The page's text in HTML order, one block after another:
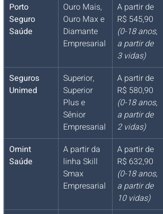
Porto
Seguro
Saúde
Ouro Mais,
Ouro Max e
Diamante
Empresarial
A partir de
R$ 545,90
(0-18 anos,
a partir de
3 vidas)
Seguros
Unimed
Superior,
Superior
Plus e
Sênior
Empresarial
A partir de
R$ 580,90
(0-18 anos,
a partir de
2 vidas)
Omint
Saúde
A partir da
linha Skill
Smax
Empresarial
A partir de
R$ 632,90
(0-18 anos,
a partir de
10 vidas)